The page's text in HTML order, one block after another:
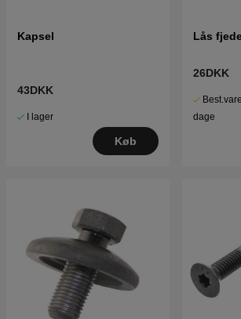
Kapsel
43DKK
I lager
Køb
Lås
26DKK
dage